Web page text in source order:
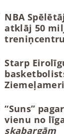
NBA
atklāj 50
treniņcentru
Starp
“Suns”
vienu no
skabargām